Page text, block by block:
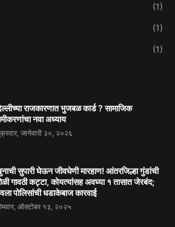
(1)
(1)
(1)
राजकारणात भुजबळ कार्ड ? सामाजिक
नवा अध्याय
जानेवारी ३०, २०२६
सुपारी घेऊन जीवघेणी मारहाण! आंतरजिल्हा गुंडांची
गावठी कट्टा, कोयत्यांसह अवघ्या १ तासात जेरबंद;
पोलिसांची धडाकेबाज कारवाई
ऑक्टोबर १३, २०२५